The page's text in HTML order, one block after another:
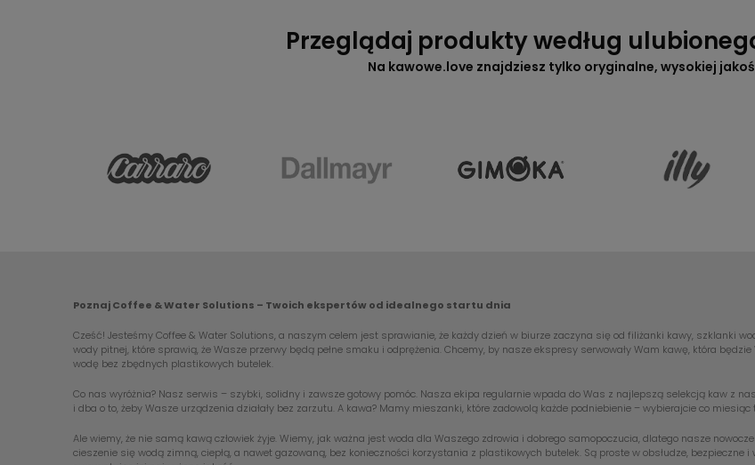
Przeglądaj produkty według
Na kawowe.love znajdziesz tylko oryginalne, wysokiej
Poznaj Coffee & Water Solutions – Twoich ekspertów od idealnego startu dnia
Cześć! Jesteśmy Coffee & Water Solutions, a naszym celem jest sprawianie, że każdy dzień w biurze zaczyna się od filiżanki kawy, szklanki
wody pitnej, które sprawią, że Wasze przerwy będą pełne smaku i odprężenia. Chcemy, by nasze ekspresy serwowały Wam kawę, która
wodę bez zbędnych plastikowych butelek.
Co nas wyróżnia? Nasz serwis – szybki, solidny i zawsze gotowy pomóc. Nasza ekipa regularnie wpada do Was z najlepszą selekcją kaw z
i dba o to, żeby Wasze urządzenia działały bez zarzutu. A kawa? Mamy mieszanki, które zadowolą każde podniebienie – wybierajcie co
Ale wiemy, że nie samą kawą człowiek żyje. Wiemy, jak ważna jest woda dla Waszego zdrowia i dobrego samopoczucia, dlatego nasze
cieszenie się wodą zimną, ciepłą, a nawet gazowaną, bez konieczności korzystania z plastikowych butelek. Są proste w obsłudze,